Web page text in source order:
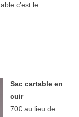
c’est le
Sac cartable en
cuir
70€ au lieu de